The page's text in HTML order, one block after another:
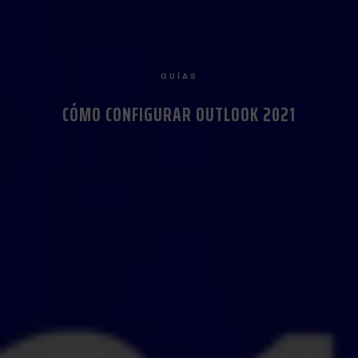
GUÍAS
CÓMO CONFIGURAR OUTLOOK 2021